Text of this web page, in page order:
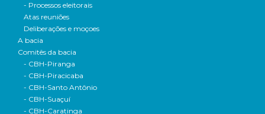
- Processos eleitorais
Atas reuniões
Deliberações e moçoes
A bacia
Comitês da bacia
- CBH-Piranga
- CBH-Piracicaba
- CBH-Santo Antônio
- CBH-Suaçuí
- CBH-Caratinga